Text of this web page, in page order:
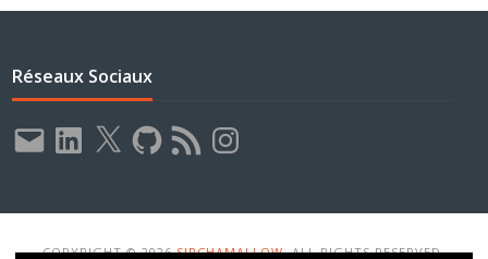
Réseaux Sociaux
E-
mail
LinkedIn
X GitHubFlux
RSS
Instagram
COPYRIGHT © 2026SIRCHAMALLOW. ALL RIGHTS RESERVED.